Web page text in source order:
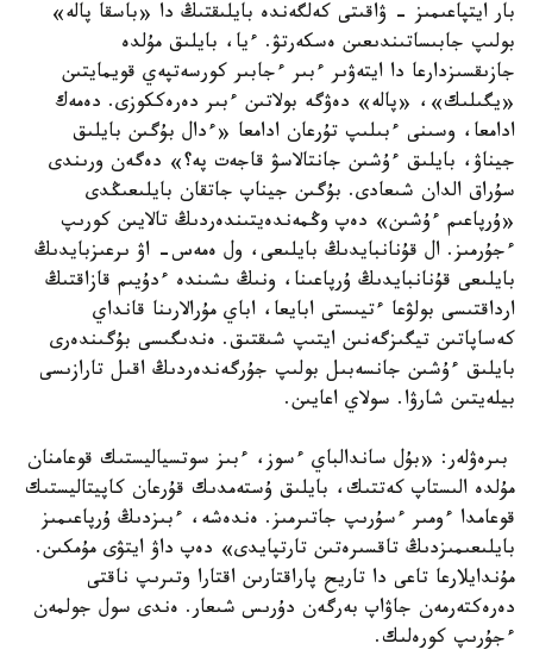
بار ايتپاعىمىز - ۋاقىتى كەلگەندە بايلىقتىڭ دا «باسقا پالە»
بولىپ جابىساتىندىعىن ەسكەرتۋ. ءيا، بايلىق مۇلدە
جازىقسىزدارعا دا ايتەۋىر ءبىر ءجابىر كورسەتپەي قويمايتىن
«يگىلىك»، «پالە» دەۋگە بولاتىن ءبىر دەرەككوزى. دەمەك
ادامعا، وسىنى ءبىلىپ تۇرعان ادامعا «ءدال بۇگىن بايلىق
جيناۋ، بايلىق ءۇشىن جانتالاسۋ قاجەت پە؟» دەگەن ورىندى
سۇراق الدان شىعادى. بۇگىن جيناپ جاتقان بايلىعىڭدى
«ۇرپاعىم ءۇشىن» دەپ وڭمەندەيتىندەردىڭ تالايىن كورىپ
ءجۇرمىز. ال قۇنانبايدىڭ بايلىعى، ول ەمەس- اۋ ىرعىزبايدىڭ
بايلىعى قۇنانبايدىڭ ۇرپاعىنا، ونىڭ ىشىندە ءدۇيىم قازاقتىڭ
ارداقتىسى بولۋعا ءتيىستى ابايعا، اباي مۇرالارىنا قانداي
كەساپاتىن تيگىزگەنىن ايتىپ شىقتىق. ەندىگىسى بۇگىندەرى
بايلىق ءۇشىن جانسەبىل بولىپ جۇرگەندەردىڭ اقىل تارازىسى
بيلەيتىن شارۋا. سولاي اعايىن.
بىرەۋلەر: «بۇل ساندالباي ءسوز، ءبىز سوتسياليستىك قوعامنان
مۇلدە الىستاپ كەتتىك، بايلىق ۇستەمدىك قۇرعان كاپيتاليستىك
قوعامدا ءومىر ءسۇرىپ جاتىرمىز. ەندەشە، ءبىزدىڭ ۇرپاعىمىز
بايلىعىمىزدىڭ تاقسىرەتىن تارتپايدى» دەپ داۋ ايتۋى مۇمكىن.
مۇندايلارعا تاعى دا تاريح پاراقتارىن اقتارا وتىرىپ ناقتى
دەرەكتەرمەن جاۋاپ بەرگەن دۇرىس شىعار. ەندى سول جولمەن
ءجۇرىپ كورەلىك.